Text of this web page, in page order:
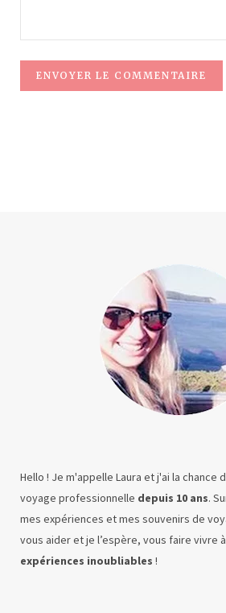
Hello ! Je m'appelle Laura et j'ai la chance
voyage professionnelle depuis 10 ans.
mes expériences et mes souvenirs de
vous aider et je l’espère, vous faire vivre
expériences inoubliables !